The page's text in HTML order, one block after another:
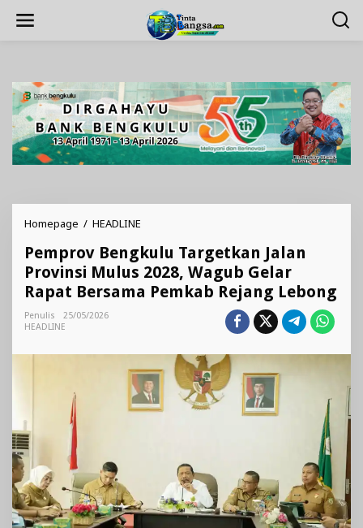
Homepage / HEADLINE
Targetkan
Jalan
Provinsi
Mulus
Rapat
Bersama
Pemkab
Rejang
Lebong
Pemprov Bengkulu Targetkan Jalan
Provinsi Mulus 2028, Wagub Gelar
Rapat Bersama Pemkab Rejang Lebong
Penulis
25/05/2026
HEADLINE